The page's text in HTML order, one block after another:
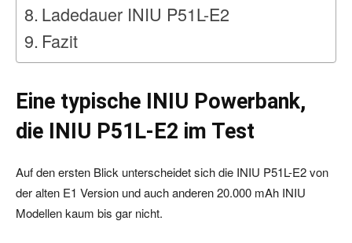
Ladedauer INIU P51L-E2
Fazit
Eine typische INIU Powerbank,
die INIU P51L-E2 im Test
Auf den ersten Blick unterscheidet sich die INIU P51L-E2 von
der alten E1 Version und auch anderen 20.000 mAh INIU
Modellen kaum bis gar nicht.